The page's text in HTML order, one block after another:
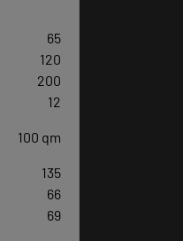
65
120
200
12
100 qm
135
66
69